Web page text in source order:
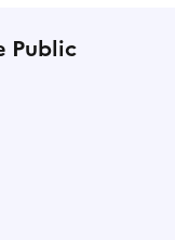
Public